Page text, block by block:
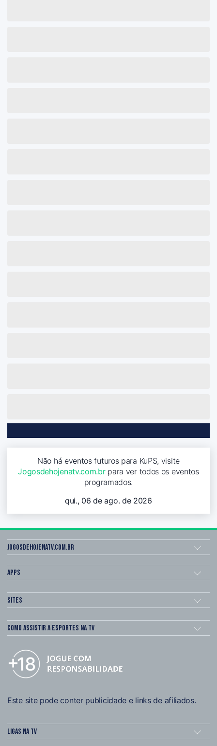
Não há eventos futuros para KuPS, visite
Jogosdehojenatv.com.brpara ver todos os eventos
programados.
qui., 06 de ago. de 2026
Jogosdehojenatv.com.br
Apps
Sites
Como assistir a esportes na TV
Este site pode conter publicidade e links de afiliados.
Ligas na TV